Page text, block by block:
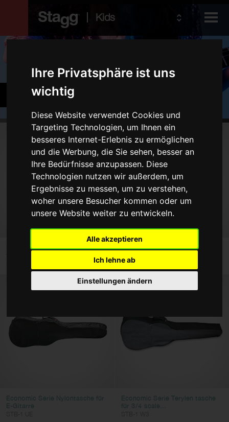
Ihre Privatsphäre ist uns
wichtig
Diese Website verwendet Cookies und
Targeting Technologien, um Ihnen ein
besseres Internet-Erlebnis zu ermöglichen
und die Werbung, die Sie sehen, besser an
Ihre Bedürfnisse anzupassen. Diese
Technologien nutzen wir außerdem, um
Ergebnisse zu messen, um zu verstehen,
woher unsere Besucher kommen oder um
unsere Website weiter zu entwickeln.
Alle akzeptieren
Ich lehne ab
Einstellungen ändern
Kids
Zubehör
Produkte
Stimmgeräte und Metronome
Ständer
Taschen und Cases
Gitarren und Bassgitarren
Becken und Percussion
Blasinstrumente
Economic Serie Terylen tasche
für Folk oder...
Economic Serie Nylontasche für
STB-1 C
Economic Serie Nylontasche für
E-Gitarre
Economic Serie Terylen tasche
für 3/4 scale...